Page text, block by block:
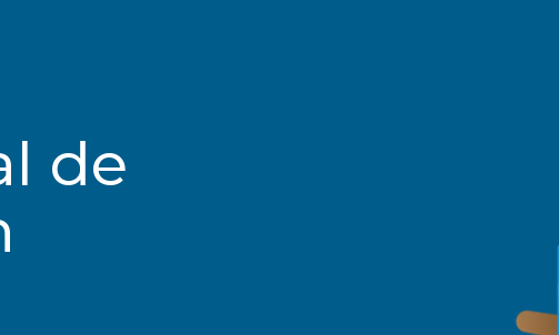
de